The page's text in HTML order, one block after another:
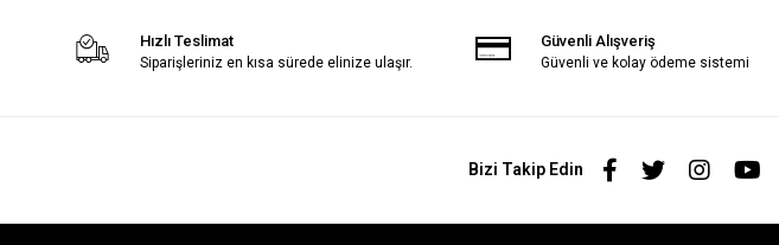
Hızlı Teslimat
Siparişleriniz en kısa sürede elinize ulaşır.
Güvenli Alışveriş
Güvenli ve kolay ödeme sistemi
Bizi Takip Edin